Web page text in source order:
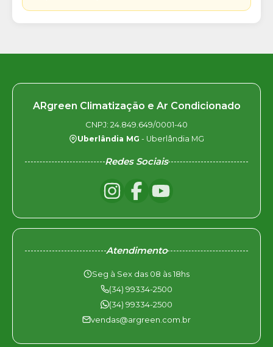
ARgreen Climatização e Ar Condicionado
CNPJ: 24.849.649/0001-40
Uberlândia MG - Uberlândia MG
Redes Sociais
Atendimento
Seg à Sex das 08 às 18hs
(34) 99334-2500
(34) 99334-2500
vendas@argreen.com.br